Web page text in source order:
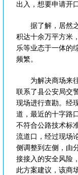
出入，想要申请开
据了解，居然之
积达十余万平方米
乐等业态于一体的
频繁。
为解决商场来往
联系了县公安局交
现场进行查勘。经
道，最近的十字路
不符合公路技术标
流道口，经过现场
侧调整到左侧，由
接接入的安全风险
此方案建议，该商